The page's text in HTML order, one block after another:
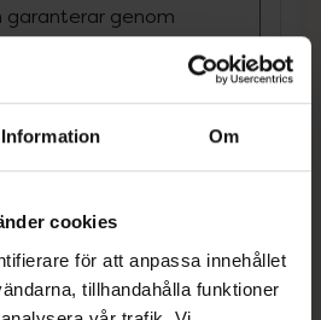
Information Om
cookies
för att anpassa innehållet
tillhandahålla funktioner
garanterar genom
att produkten är
och uppfyller
vid intensiv och kronisk
och överansträngda
extra stabilitet utan att